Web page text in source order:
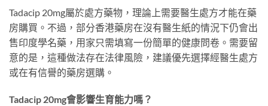
Tadacip 20mg屬於處方藥物，理論上需要醫生處方才能在藥
房購買。不過，部分香港藥房在沒有醫生紙的情況下仍會出
售印度學名藥，用家只需填寫一份簡單的健康問卷。需要留
意的是，這種做法存在法律風險，建議優先選擇經醫生處方
或在有信譽的藥房選購。
Tadacip 20mg會影響生育能力嗎？